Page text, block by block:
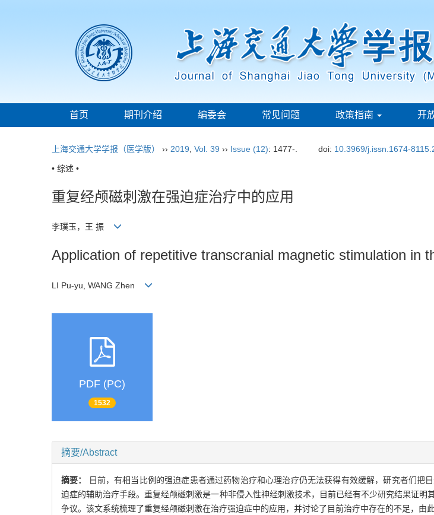
首页 期刊介绍 编委会 常见问题 政策指南 开
上海交通大学学报（医学版） ›› 2019 Vol. 39 ›› Issue (12): 1477-. doi: 10.3969/j.issn.1674-
• 综述 •
重复经颅磁刺激在强迫症治疗中的应用
李璞玉，王 振
Application of repetitive transcranial magnetic stimulation in
LI Pu-yu, WANG Zhen
PDF (PC)
1532
摘要/Abstract
摘要：
目前，有相当比例的强迫症患者通过药物治疗和心理治疗仍无法获得有效缓解，研究者们把
迫症的辅助治疗手段。重复经颅磁刺激是一种非侵入性神经刺激技术，目前已经有不少研究结果证
争议。该文系统梳理了重复经颅磁刺激在治疗强迫症中的应用，并讨论了目前治疗中存在的不足，由